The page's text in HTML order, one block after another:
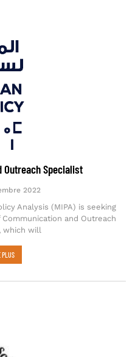
Outreach Specialist
2022
Analysis (MIPA) is seeking
and Outreach
which will
PLUS